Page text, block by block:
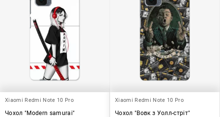
Xiaomi Redmi Note 10 Pro
Чохол "Modern samurai"
Xiaomi Redmi Note 10 Pro
Чохол "Вовк з Уолл-стріт"